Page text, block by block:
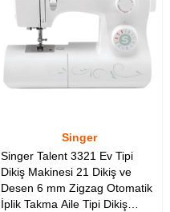
Singer
Singer Talent 3321 Ev Tipi
Dikiş Makinesi 21 Dikiş ve
Desen 6 mm Zigzag Otomatik
İplik Takma Aile Tipi Dikiş